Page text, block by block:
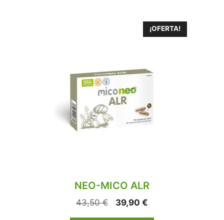
¡OFERTA!
NEO-MICO ALR
43,50€ 39,90 €